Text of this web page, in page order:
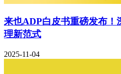
来也ADP白皮书重磅发布！
理新范式
2025-11-04